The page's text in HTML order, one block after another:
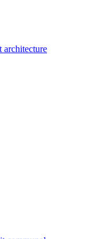
architecture